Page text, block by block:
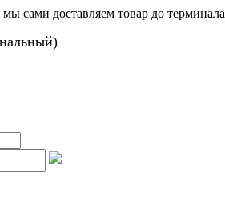
сами доставляем товар до